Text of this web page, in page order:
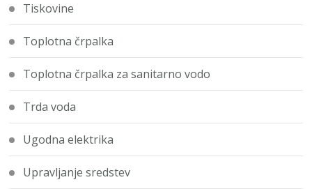
Tiskovine
Toplotna črpalka
Toplotna črpalka za sanitarno vodo
Trda voda
Ugodna elektrika
Upravljanje sredstev